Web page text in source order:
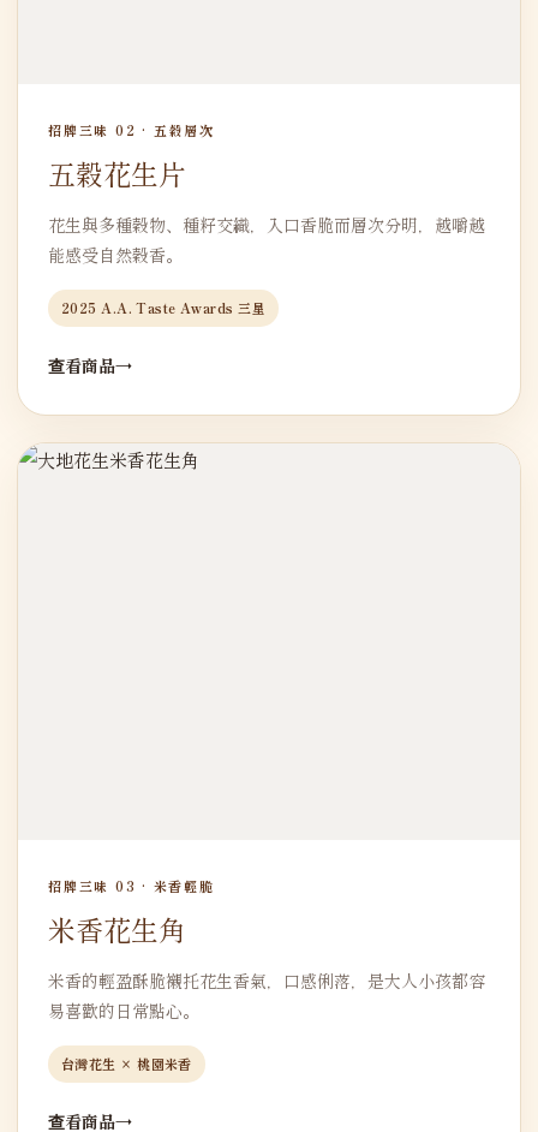
招牌三味 02 · 五穀層次
五穀花生片
花生與多種穀物、種籽交織，入口香脆而層次分明，越嚼越
能感受自然穀香。
2025 A.A. Taste Awards 三星
查看商品
招牌三味 03 · 米香輕脆
米香花生角
米香的輕盈酥脆襯托花生香氣，口感俐落，是大人小孩都容
易喜歡的日常點心。
台灣花生 × 桃園米香
查看商品